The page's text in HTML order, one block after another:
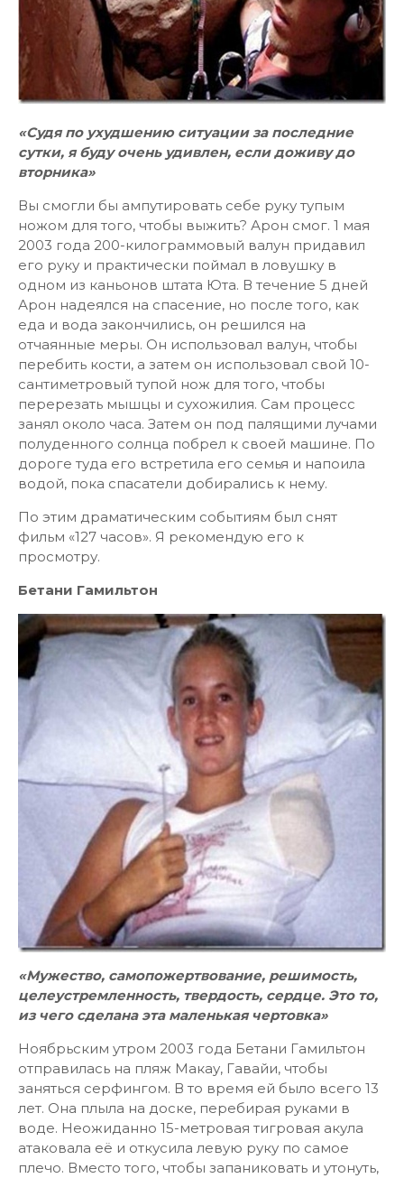
«Судя по ухудшению ситуации за последние
сутки, я буду очень удивлен, если доживу до
вторника»
Вы смогли бы ампутировать себе руку тупым
ножом для того, чтобы выжить? Арон смог. 1 мая
2003 года 200-килограммовый валун придавил
его руку и практически поймал в ловушку в
одном из каньонов штата Юта. В течение 5 дней
Арон надеялся на спасение, но после того, как
еда и вода закончились, он решился на
отчаянные меры. Он использовал валун, чтобы
перебить кости, а затем он использовал свой 10-
сантиметровый тупой нож для того, чтобы
перерезать мышцы и сухожилия. Сам процесс
занял около часа. Затем он под палящими лучами
полуденного солнца побрел к своей машине. По
дороге туда его встретила его семья и напоила
водой, пока спасатели добирались к нему.
По этим драматическим событиям был снят
фильм «127 часов». Я рекомендую его к
просмотру.
Бетани Гамильтон
«Мужество, самопожертвование, решимость,
целеустремленность, твердость, сердце. Это то,
из чего сделана эта маленькая чертовка»
Ноябрьским утром 2003 года Бетани Гамильтон
отправилась на пляж Макау, Гавайи, чтобы
заняться серфингом. В то время ей было всего 13
лет. Она плыла на доске, перебирая руками в
воде. Неожиданно 15-метровая тигровая акула
атаковала её и откусила левую руку по самое
плечо. Вместо того, чтобы запаниковать и утонуть,